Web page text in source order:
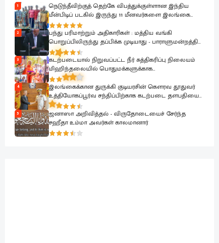
1
நெடுந்தீவிற்குத் தெற்கே விபத்துக்குள்ளான இந்திய
மீன்பிடிப் படகில் இருந்து 11 மீனவர்களை இலங்கை
கடற்படை பாதுகாப்பாக மீட்டது
2
பந்து பரிமாற்றும் அதிகாரிகள் : மத்திய வங்கி
பொறுப்பிலிருந்து தப்பிக்க முடியாது - பாராளுமன்றத்தில்
ரவூப் ஹக்கீம் ஆவேசம்
3
கடற்படையால் நிறுவப்பட்ட நீர் சுத்திகரிப்பு நிலையம்
மிஹிந்தலையில் பொதுமக்களுக்காக
கையளிக்கப்பட்டது
4
இலங்கைக்கான துருக்கி குடியரசின் கௌரவ தூதுவர்
உத்தியோகப்பூர்வ சந்திப்பிற்காக கடற்படை தளபதியை
சந்தித்தார்
5
ஜனாஸா அறிவித்தல் - விருதோடையைச் சேர்ந்த
சஹீதா உம்மா அவர்கள் காலமானார்